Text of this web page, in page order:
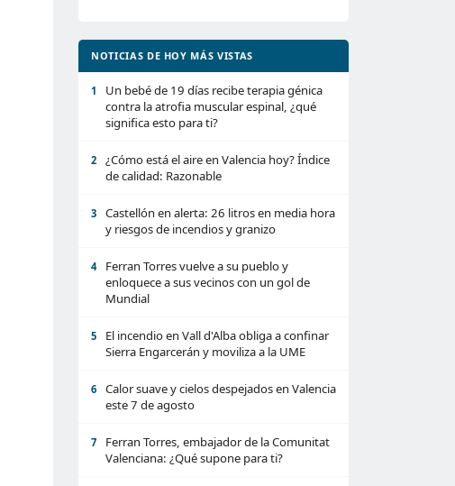
NOTICIAS DE HOY MÁS VISTAS
1
Un bebé de 19 días recibe terapia génica
contra la atrofia muscular espinal, ¿qué
significa esto para ti?
2
¿Cómo está el aire en Valencia hoy? Índice
de calidad: Razonable
3
Castellón en alerta: 26 litros en media hora
y riesgos de incendios y granizo
4
Ferran Torres vuelve a su pueblo y
enloquece a sus vecinos con un gol de
Mundial
5
El incendio en Vall d'Alba obliga a confinar
Sierra Engarcerán y moviliza a la UME
6
Calor suave y cielos despejados en Valencia
este 7 de agosto
7
Ferran Torres, embajador de la Comunitat
Valenciana: ¿Qué supone para ti?